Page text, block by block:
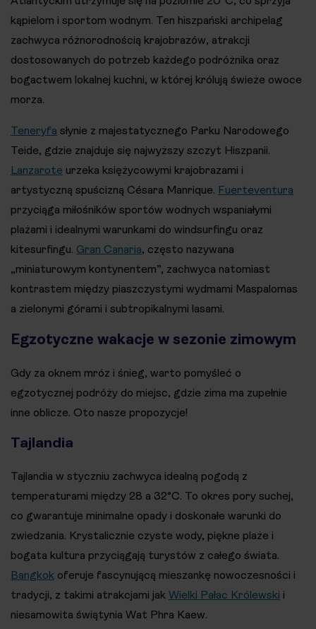
kąpielom i sportom wodnym. Ten hiszpański archipelag
zachwyca różnorodnością krajobrazów, atrakcji
dostosowanych do potrzeb każdego podróżnika oraz
bogactwem lokalnej kuchni, w której królują świeże owoce
morza.
Teneryfa słynie z majestatycznego Parku Narodowego
Teide, gdzie znajduje się najwyższy szczyt Hiszpanii.
Lanzarote urzeka księżycowymi krajobrazami i
artystyczną spuścizną Césara Manrique. Fuerteventura
przyciąga miłośników sportów wodnych wspaniałymi
plażami i idealnymi warunkami do windsurfingu oraz
kitesurfingu. Gran Canaria, często nazywana
„miniaturowym kontynentem”, zachwyca natomiast
kontrastem między piaszczystymi wydmami Maspalomas
a zielonymi górami i subtropikalnymi lasami.
Egzotyczne wakacje w sezonie zimowym
Gdy za oknem mróz i śnieg, warto pomyśleć o
egzotycznej podróży do miejsc, gdzie zima ma zupełnie
inne oblicze. Oto nasze propozycje!
Tajlandia
Tajlandia w styczniu zachwyca idealną pogodą z
temperaturami między 28 a 32°C. To okres pory suchej,
co gwarantuje minimalne opady i doskonałe warunki do
zwiedzania. Krystalicznie czyste wody, piękne plaże i
bogata kultura przyciągają turystów z całego świata.
Bangkok oferuje fascynującą mieszankę nowoczesności i
tradycji, z takimi atrakcjami jak Wielki Pałac Królewski i
niesamowita świątynia Wat Phra Kaew.